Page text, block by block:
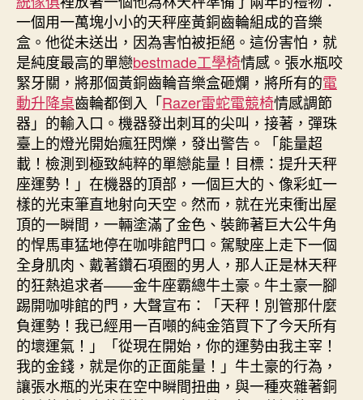
一個用一萬塊小小的天秤座黃銅齒輪組成的音樂
盒。他從未送出，因為害怕被拒絕。這份害怕，就
是純度最高的單戀bestmade工學椅情感。張水瓶咬
緊牙關，將那個黃銅齒輪音樂盒砸爛，將所有的電
動升降桌齒輪都倒入「Razer雷蛇電競椅情感調節
器」的輸入口。機器發出刺耳的尖叫，接著，彈珠
臺上的燈光開始瘋狂閃爍，發出警告。「能量超
載！檢測到極致純粹的單戀能量！目標：提升天秤
座運勢！」在機器的頂部，一個巨大的、像彩虹一
樣的光束筆直地射向天空。然而，就在光束衝出屋
頂的一瞬間，一輛塗滿了金色、裝飾著巨大公牛角
的悍馬車猛地停在咖啡館門口。駕駛座上走下一個
全身肌肉、戴著鑽石項圈的男人，那人正是林天秤
的狂熱追求者——金牛座霸總牛土豪。牛土豪一腳
踢開咖啡館的門，大聲宣布：「天秤！別管那什麼
負運勢！我已經用一百噸的純金箔買下了今天所有
的壞運氣！」「從現在開始，你的運勢由我主宰！
我的金錢，就是你的正面能量！」牛土豪的行為，
讓張水瓶的光束在空中瞬間扭曲，與一種夾雜著銅